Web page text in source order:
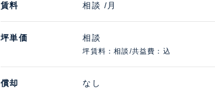
賃料 相談 /月
坪単価 相談
坪賃料：相談/共益費：込
償却 なし